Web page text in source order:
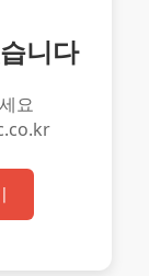
니다
요